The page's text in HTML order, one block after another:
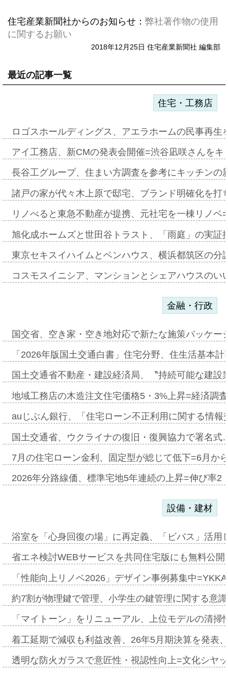
住宅産業新聞社からのお知らせ： 弊社著作物の使用
に関するお願い
2018年12月25日 住宅産業新聞社 編集部
最近の記事一覧
住宅・工務店
ロゴスホールディングス、アエラホームの民事再
アイ工務店、新CMの発表会開催=渋谷凪咲さんを
長谷工グループ、住まい方調査を参考にキッチン
諸戸の家が代々木上原で邸宅、ブランド明確化を
リノべると東急不動産が提携、元社宅を一棟リノ
旭化成ホームズと世田谷トラスト、「雨庭」の実
東京セキスイハイムとベンハウス、横浜都筑区の
コスモスイニシア、マンションとシェアハウスの
金融・行政
国交省、空き家・空き地対応で新たな施策パッケ
「2026年版国土交通白書」住宅分野、住生活基本
国土交通省不動産・建設経済局、〝持続可能な建
地域工務店の木造注文住宅価格5・3%上昇=経済調
auじぶん銀行、「住宅ローン不正利用に関する情
国土交通省、ウクライナの復旧・復興協力で署名
7月の住宅ローン金利、固定型が総じて低下=6月か
2026年分路線価、標準宅地5年連続の上昇=伸び率
設備・建材
浴室を「心身回復の場」に再定義、「ビバス」活
省エネ検討WEBサービスを共同住宅版にも無料公
「性能向上リノベ2026」デザイン事例募集中
約7割が物理鍵で管理、小学生の鍵管理に関する意
「マイトーン」をリニューアル、上位モデルの清
着工延期で減収も利益改善、26年5月期決算を発表
透明な防火ガラスで意匠性・視認性向上=文化シヤ